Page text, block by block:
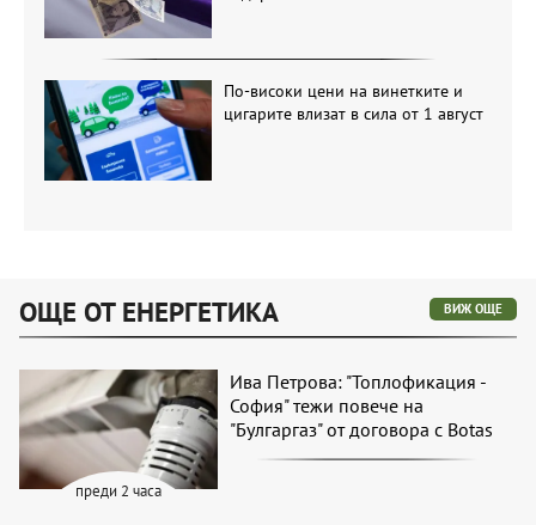
По-високи цени на винетките и
цигарите влизат в сила от 1 август
ОЩЕ ОТ ЕНЕРГЕТИКА ВИЖ ОЩЕ
преди 2 часа
Ива Петрова: "Топлофикация -
София" тежи повече на
"Булгаргаз" от договора с Botas